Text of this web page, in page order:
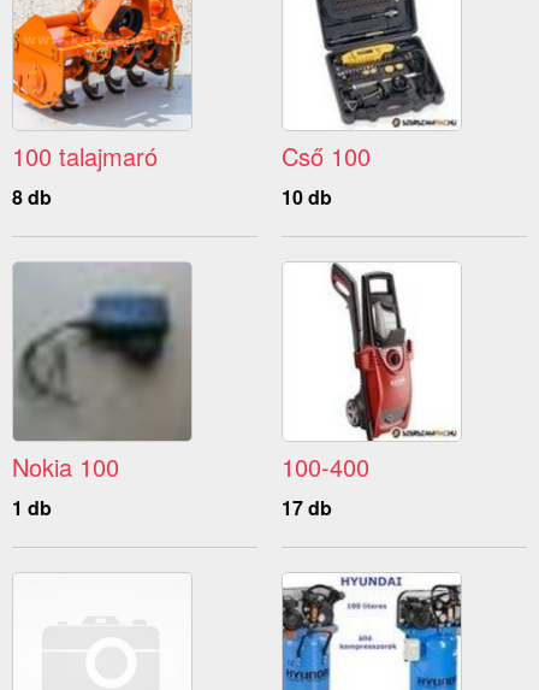
100 talajmaró
8 db
Cső 100
10 db
Nokia 100
1 db
100-400
17 db